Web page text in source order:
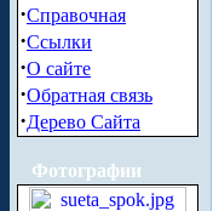
·Справочная
·Ссылки
·О сайте
·Обратная связь
·Дерево Сайта
Фотографии